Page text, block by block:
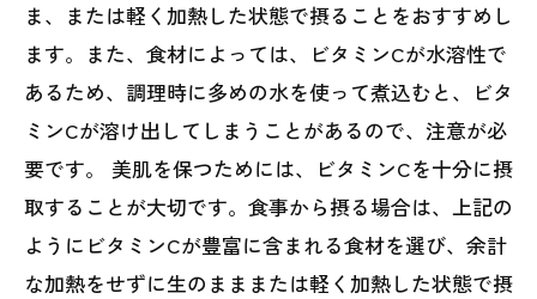
ま、または軽く加熱した状態で摂ることをおすすめし
ます。また、食材によっては、ビタミンCが水溶性で
あるため、調理時に多めの水を使って煮込むと、ビタ
ミンCが溶け出してしまうことがあるので、注意が必
要です。 美肌を保つためには、ビタミンCを十分に摂
取することが大切です。食事から摂る場合は、上記の
ようにビタミンCが豊富に含まれる食材を選び、余計
な加熱をせずに生のまままたは軽く加熱した状態で摂